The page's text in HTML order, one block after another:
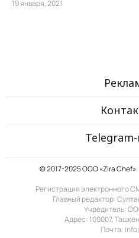
19 января, 2021
© 2017-2025 ООО «Zira
Регистрация электронного
Главный редактор:
Учредитель:
Адрес: 100007,
Почта: